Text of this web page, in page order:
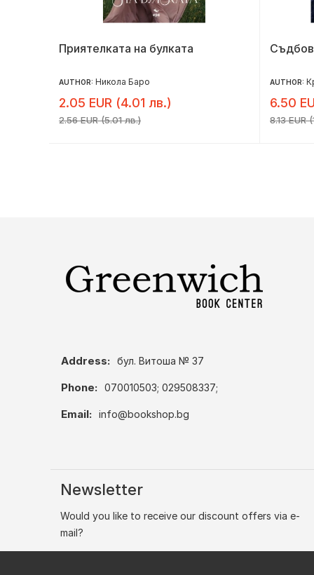
Приятелката на булката
AUTHOR: Никола Баро
2.05 EUR (4.01 лв.)
2.56 EUR (5.01 лв.)
AUTHOR:
6.50
8.13 EUR
Address: бул. Витоша № 37
Phone: 070010503; 029508337;
Email: info@bookshop.bg
Newsletter
Would you like to receive our discount offers via e-
mail?